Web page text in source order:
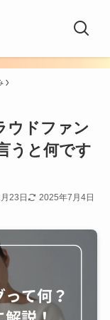
ウドファン
うと何です
23日 2025年7月4日